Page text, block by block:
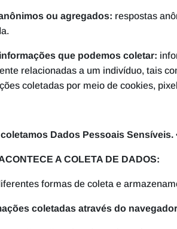
ou agregados: respostas
que podemos coletar:
relacionadas a um indivíduo, tais
coletadas por meio de cookies,
Dados Pessoais Sensíveis.
A COLETA DE DADOS:
formas de coleta e
coletadas através do